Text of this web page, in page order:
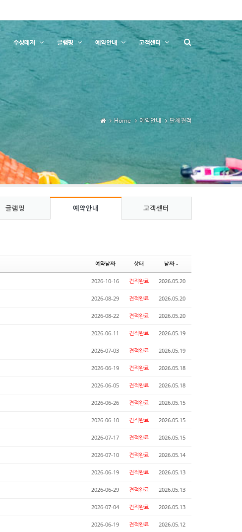
수상레저 글램핑 예약안내 고객센터
Home 예약안내 단체견적
글램핑 예약안내 고객센터
예약날짜 상태 날짜
2026-10-16 견적완료 2026.05.20
2026-08-29 견적완료 2026.05.20
2026-08-22 견적완료 2026.05.20
2026-06-11 견적완료 2026.05.19
2026-07-03 견적완료 2026.05.19
2026-06-19 견적완료 2026.05.18
2026-06-05 견적완료 2026.05.18
2026-06-26 견적완료 2026.05.15
2026-06-10 견적완료 2026.05.15
2026-07-17 견적완료 2026.05.15
2026-07-10 견적완료 2026.05.14
2026-06-19 견적완료 2026.05.13
2026-06-29 견적완료 2026.05.13
2026-07-04 견적완료 2026.05.13
2026-06-19 견적완료 2026.05.12